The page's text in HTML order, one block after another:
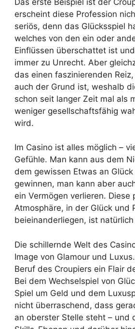
erscheint diese Profession
seriös, denn das Glücksspiel
welches von den ein oder
Einflüssen überschattet ist
immer zu Unrecht. Aber
das einen faszinierenden
auch der Grund ist, weshalb
schon seit langer Zeit mal als
weniger gesellschaftsfähig
wird.
Im Casino ist alles möglich –
Gefühle. Man kann aus dem
dem gewissen Etwas an
gewinnen, man kann aber
ein Vermögen verlieren. Diese
Atmosphäre, in der Glück und
beieinanderliegen, ist
Die schillernde Welt des
Image von Glamour und
Beruf des Croupiers ein Flair
Bei dem Wechselspiel von
Spiel um Geld und dem
nicht überraschend, dass
an oberster Stelle steht – und